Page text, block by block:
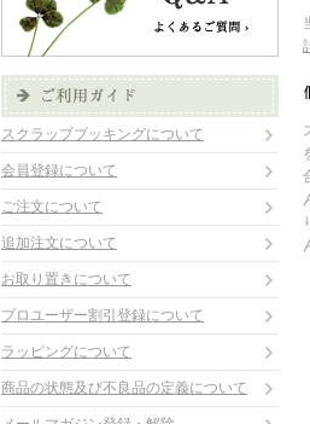
スクラップブッキングについて
会員登録について
ご注文について
追加注文について
お取り置きについて
プロユーザー割引登録について
ラッピングについて
商品の状態及び不良品の定義について